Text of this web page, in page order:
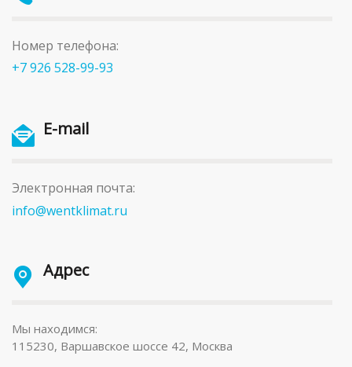
Номер телефона:
+7 926 528-99-93
E-mail
Электронная почта:
info@wentklimat.ru
Адрес
Мы находимся:
115230, Варшавское шоссе 42, Москва